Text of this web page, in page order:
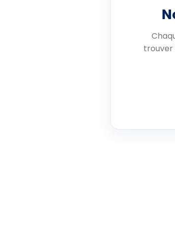
trouver